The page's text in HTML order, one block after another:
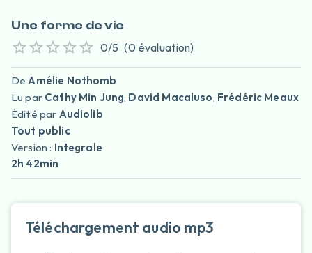
Une forme de vie
0/5 (0 évaluation)
DeAmélie Nothomb
Lu par Cathy Min Jung, David Macaluso, Frédéric Meaux
Édité par Audiolib
Tout public
Version : Integrale
2h 42min
Téléchargement audio mp3